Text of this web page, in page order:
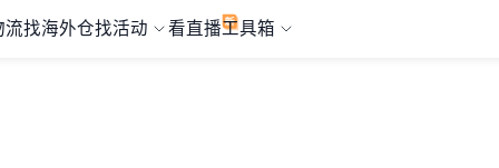
流找海外仓找活动 看直播工具箱